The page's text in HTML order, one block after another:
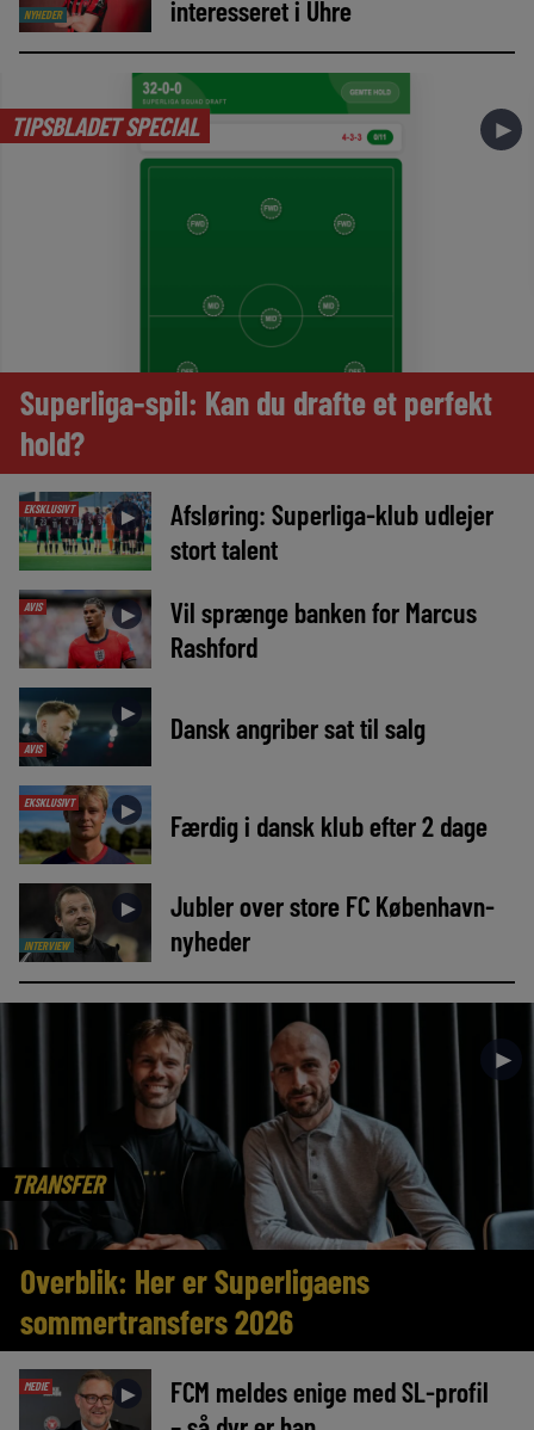
NYHEDER interesseret i Uhre
TIPSBLADET SPECIAL ►
Superliga-spil: Kan du drafte et perfekt
hold?
EKSKLUSIVT ►
Afsløring: Superliga-klub udlejer
stort talent
AVIS ►
Vil sprænge banken for Marcus
Rashford
AVIS
► Dansk angriber sat til salg
EKSKLUSIVT ► Færdig i dansk klub efter 2 dage
INTERVIEW
►
Jubler over store FC København-
nyheder
TRANSFER
►
Overblik: Her er Superligaens
sommertransfers 2026
MEDIE ►
FCM meldes enige med SL-profil